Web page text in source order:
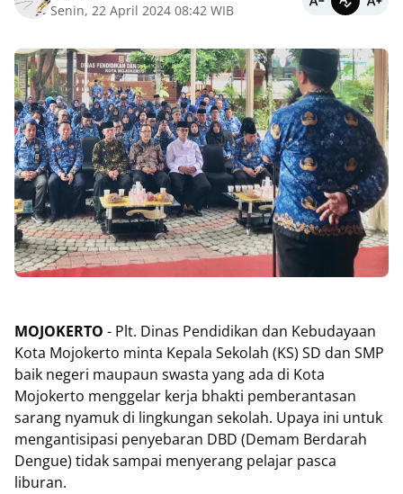
Senin, 22 April 2024 08:42 WIB
MOJOKERTO - Plt. Dinas Pendidikan dan Kebudayaan
Kota Mojokerto minta Kepala Sekolah (KS) SD dan SMP
baik negeri maupaun swasta yang ada di Kota
Mojokerto menggelar kerja bhakti pemberantasan
sarang nyamuk di lingkungan sekolah. Upaya ini untuk
mengantisipasi penyebaran DBD (Demam Berdarah
Dengue) tidak sampai menyerang pelajar pasca
liburan.